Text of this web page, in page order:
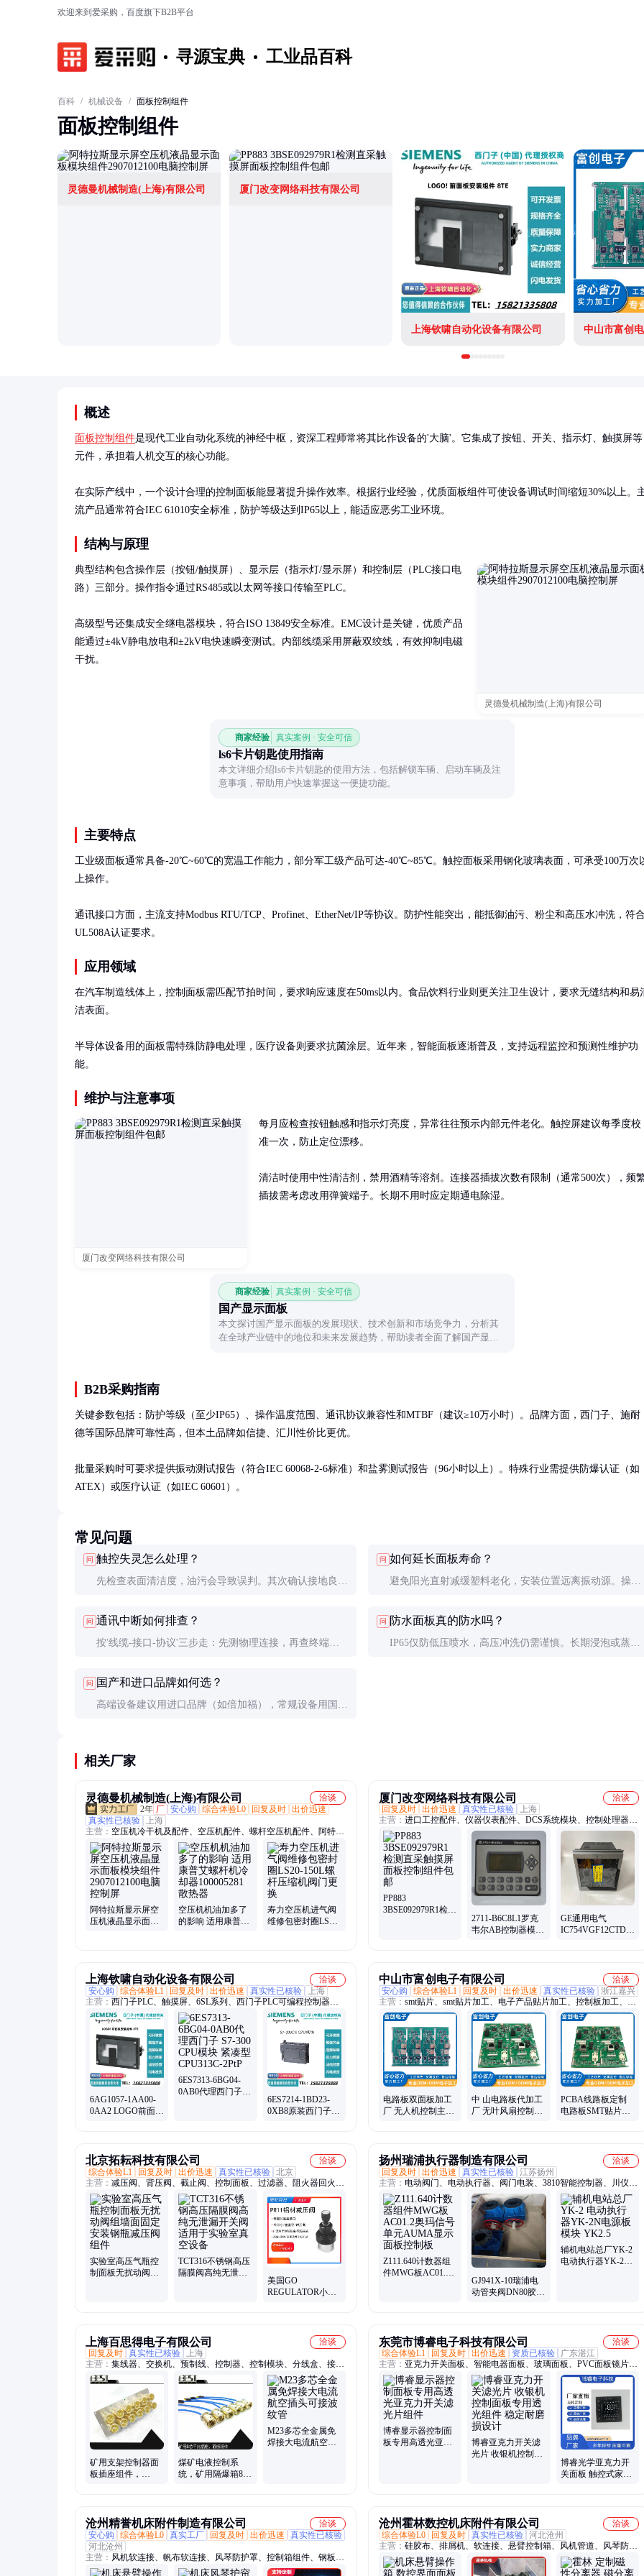
欢迎来到爱采购，百度旗下B2B平台
寻源宝典 工业品百科
百科 / 机械设备 / 面板控制组件
面板控制组件
灵德曼机械制造(上海)有限公司 厦门改变网络科技有限公司
上海钦啸自动化设备有限公司 中山市富创
概述
面板控制组件是现代工业自动化系统的神经中枢，资深工程师常将其比作设备的'大脑'。它集成了按钮、开关、指示灯、触摸屏等
元件，承担着人机交互的核心功能。
在实际产线中，一个设计合理的控制面板能显著提升操作效率。根据行业经验，优质面板组件可使设备调试时间缩短30%以上。
流产品通常符合IEC 61010安全标准，防护等级达到IP65以上，能适应恶劣工业环境。
结构与原理
灵德曼机械制造(上海)有限公司
典型结构包含操作层（按钮/触摸屏）、显示层（指示灯/显示屏）和控制层（PLC接口电
路）三部分。操作指令通过RS485或以太网等接口传输至PLC。
高级型号还集成安全继电器模块，符合ISO 13849安全标准。EMC设计是关键，优质产品
能通过±4kV静电放电和±2kV电快速瞬变测试。内部线缆采用屏蔽双绞线，有效抑制电磁
干扰。
商家经验 真实案例 · 安全可信
ls6卡片钥匙使用指南
本文详细介绍ls6卡片钥匙的使用方法，包括解锁车辆、启动车辆及注
意事项，帮助用户快速掌握这一便捷功能。
主要特点
工业级面板通常具备-20℃~60℃的宽温工作能力，部分军工级产品可达-40℃~85℃。触控面板采用钢化玻璃表面，可承受100万次
上操作。
通讯接口方面，主流支持Modbus RTU/TCP、Profinet、EtherNet/IP等协议。防护性能突出，能抵御油污、粉尘和高压水冲洗，符
UL508A认证要求。
应用领域
在汽车制造线体上，控制面板需匹配节拍时间，要求响应速度在50ms以内。食品饮料行业则更关注卫生设计，要求无缝结构和易
洁表面。
半导体设备用的面板需特殊防静电处理，医疗设备则要求抗菌涂层。近年来，智能面板逐渐普及，支持远程监控和预测性维护功
能。
维护与注意事项
厦门改变网络科技有限公司
每月应检查按钮触感和指示灯亮度，异常往往预示内部元件老化。触控屏建议每季度校
准一次，防止定位漂移。
清洁时使用中性清洁剂，禁用酒精等溶剂。连接器插拔次数有限制（通常500次），频
插拔需考虑改用弹簧端子。长期不用时应定期通电除湿。
商家经验 真实案例 · 安全可信
国产显示面板
本文探讨国产显示面板的发展现状、技术创新和市场竞争力，分析其
在全球产业链中的地位和未来发展趋势，帮助读者全面了解国产显示
B2B采购指南
关键参数包括：防护等级（至少IP65）、操作温度范围、通讯协议兼容性和MTBF（建议≥10万小时）。品牌方面，西门子、施耐
德等国际品牌可靠性高，但本土品牌如信捷、汇川性价比更优。
批量采购时可要求提供振动测试报告（符合IEC 60068-2-6标准）和盐雾测试报告（96小时以上）。特殊行业需提供防爆认证（如
ATEX）或医疗认证（如IEC 60601）。
常见问题
问 触控失灵怎么处理？
先检查表面清洁度，油污会导致误判。其次确认接地良
电是否稳定。
问 如何延长面板寿命？
避免阳光直射减缓塑料老化，安装位置远离振动源。操作
一次内部备用电池。
问 通讯中断如何排查？
按'线缆-接口-协议'三步走：先测物理连接，再查终端电
站号等）。
问 防水面板真的防水吗？
IP65仅防低压喷水，高压冲洗仍需谨慎。长期浸泡或蒸汽
问 国产和进口品牌如何选？
高端设备建议用进口品牌（如倍加福），常规设备用国产
相关厂家
灵德曼机械制造(上海)有限公司
洽谈
2年 厂 安心购 综合体验L0 回复及时 出价迅速
真实性已核验
上海
主营： 空压机冷干机及配件、空压机配件、螺杆空压机配件、阿特拉
斯显示面板、空压机维护保养配件、空压机维修配件、螺杆空压机、
冷干机吸附式干燥机、离心机配件、螺杆空压机保养配件
阿特拉斯显示屏空
压机液晶显示面板
空压机机油加多了
的影响 适用康普艾
寿力空压机进气阀
维修包密封圈LS20-
厦门改变网络科技有限公司
洽谈
回复及时 出价迅速 真实性已核验
上海
主营： 进口工控配件、仪器仪表配件、DCS系统模块、控制处理器模
块、PlC卡件、输入输出I/O模块、CPU接口单元模块、GE显示屏模块
PP883
3BSE092979R1检测
2711-B6C8L1罗克
韦尔AB控制器模块
GE通用电气
IC754VGF12CTD操
上海钦啸自动化设备有限公司
洽谈
安心购
综合体验L1 回复及时 出价迅速 真实性已核验
上海
主营： 西门子PLC、触摸屏、6SL系列、西门子PLC可编程控制器、
6FC系列、1FK电机、6SE6变频器、ABB变频器、昆仑触摸屏、华为
交换机、华三交换机
6AG1057-1AA00-
0AA2 LOGO前面板
6ES7313-6BG04-
0AB0代理西门子
6ES7214-1BD23-
0XB8原装西门子
中山市富创电子有限公司
洽谈
安心购
综合体验L1 回复及时 出价迅速 真实性已核验 浙江嘉兴
主营： smt贴片、smt贴片加工、电子产品贴片加工、控制板加工、线
路板加工、电路板加工、电路板代加工、PCBA、PCBA电路板加
工、电路板定制、电路板抄板、电路板定做、代加工线路板、线路
板、电路板、电路板批发、SMT贴片、pcb单双面抄板电子、pcba电
路板方案、pcb抄板、PCBA一站式、DIP组装
电路板双面板加工
厂 无人机控制主板
中 山电路板代加工
厂 无叶风扇控制板
PCBA线路板定制
电路板SMT贴片
北京拓耘科技有限公司
洽谈
综合体验L1
回复及时 出价迅速 真实性已核验 北京
主营： 减压阀、背压阀、截止阀、控制面板、过滤器、阻火器回火
阀、高压卡套安全阀
实验室高压气瓶控
制面板无扰动阀组
TCT316不锈钢高压
隔膜阀高纯无泄漏
美国GO
REGULATOR小型
扬州瑞浦执行器制造有限公司
洽谈
回复及时 出价迅速 真实性已核验 江苏扬州
主营： 电动阀门、电动执行器、阀门电装、3810智能控制器、川仪执
行器、扬修配件
Z111.640计数器组
件MWG板AC01.2
GJ941X-10瑞浦电
动管夹阀DN80胶管
辅机电站总厂YK-2
电动执行器YK-2N
上海百思得电子有限公司
洽谈
回复及时 真实性已核验
上海
主营： 集线器、交换机、预制线、控制器、控制模块、分线盒、接插
件、电磁阀、分配器、支架线、以太网、水晶头、自接头、转接器、
连接器、传感器、软电缆、接线盒、分线器、电控阀、防水接头、公
母插座、千兆板端、塑胶螺丝、太阳光模拟器
矿用支架控制器面
板插座组件，
煤矿电液控制系
统，矿用隔爆箱8芯
M23多芯全金属免
焊接大电流航空插
东莞市博睿电子科技有限公司
洽谈
综合体验L1
回复及时 出价迅速 资质已核验
广东湛江
主营： 亚克力开关面板、智能电器面板、玻璃面板、PVC面板镜片、
PET薄膜面板、PC亚克力面板、LED显示面板、PMMA镜片、PC镜
片、亚克力镜片
博睿显示器控制面
板专用高透光亚克
博睿亚克力开关滤
光片 收银机控制面
博睿光学亚克力开
关面板 触控式家电
沧州精誉机床附件制造有限公司
洽谈
安心购
综合体验L0 真实工厂 回复及时 出价迅速
真实性已核验
河北沧州
主营： 风机软连接、帆布软连接、风琴防护罩、控制箱组件、钢板防
护罩、排屑机、拖链
沧州霍林数控机床附件有限公司
洽谈
综合体验L0
回复及时 真实性已核验 河北沧州
主营： 硅胶布、排屑机、软连接、悬臂控制箱、风机管道、风琴防护
罩、柔性伸缩风管、方形法兰烟道